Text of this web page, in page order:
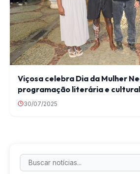
Viçosa celebra Dia da Mulher
programação literária e cultural
30/07/2025